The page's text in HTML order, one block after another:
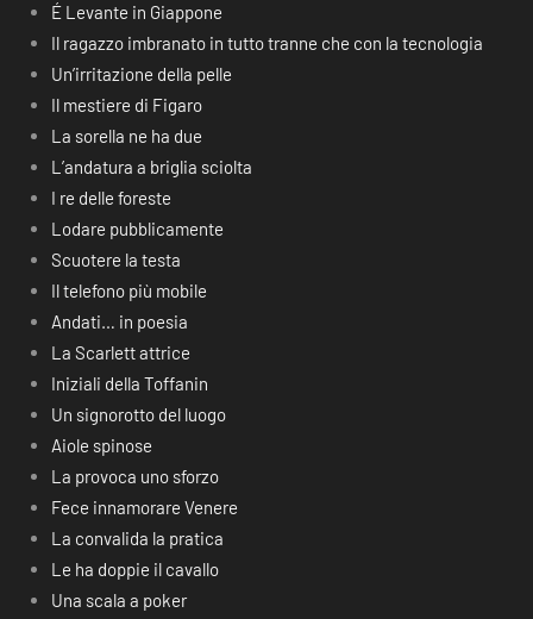
É Levante in Giappone
Il ragazzo imbranato in tutto tranne che con la tecnologia
Un’irritazione della pelle
Il mestiere di Figaro
La sorella ne ha due
L’andatura a briglia sciolta
I re delle foreste
Lodare pubblicamente
Scuotere la testa
Il telefono più mobile
Andati… in poesia
La Scarlett attrice
Iniziali della Toffanin
Un signorotto del luogo
Aiole spinose
La provoca uno sforzo
Fece innamorare Venere
La convalida la pratica
Le ha doppie il cavallo
Una scala a poker